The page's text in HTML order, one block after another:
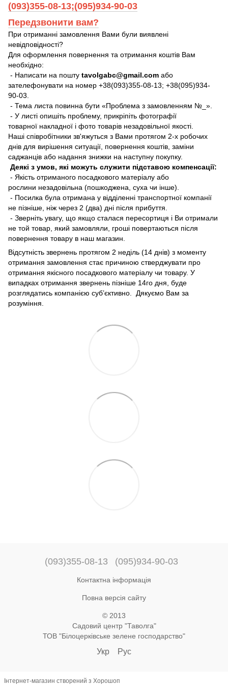
(093)355-08-13;(095)934-90-03
Передзвонити вам?
При отриманні замовлення Вами були виявлені
невідповідності?
Для оформлення повернення та отримання коштів Вам
необхідно:
- Написати на пошту tavolgabc@gmail.com або
зателефонувати на номер +38(093)355-08-13; +38(095)934-
90-03.
- Тема листа повинна бути «Проблема з замовленням №_».
- У листі опишіть проблему, прикріпіть фотографії
товарної накладної і фото товарів незадовільної якості.
Наші співробітники зв'яжуться з Вами протягом 2-х робочих
днів для вирішення ситуації, повернення коштів, заміни
саджанців або надання знижки на наступну покупку.
Деякі з умов, які можуть служити підставою компенсації:
- Якість отриманого посадкового матеріалу або
рослини незадовільна (пошкоджена, суха чи інше).
- Посилка була отримана у відділенні транспортної компанії
не пізніше, ніж через 2 (два) дні після прибуття.
- Зверніть увагу, що якщо сталася пересортиця і Ви отримали
не той товар, який замовляли, гроші повертаються після
повернення товару в наш магазин.
Відсутність звернень протягом 2 неділь (14 днів) з моменту
отримання замовлення стає причиною стверджувати про
отримання якісного посадкового матеріалу чи товару. У
випадках отримання звернень пізніше 14го дня, буде
розглядатись компанією суб’єктивно. Дякуємо Вам за
розуміння.
(093)355-08-13 (095)934-90-03
Контактна інформація
Повна версія сайту
© 2013
Садовий центр "Таволга"
ТОВ "Білоцерківське зелене господарство"
Укр Рус
Інтернет-магазин створений з Хорошоп